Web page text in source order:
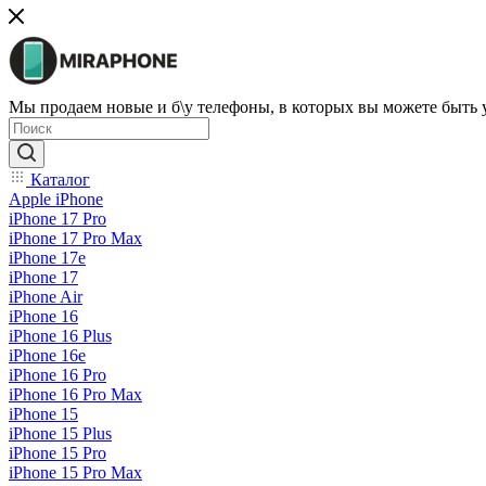
Мы продаем новые и б\у телефоны, в которых вы можете быть
Каталог
Apple iPhone
iPhone 17 Pro
iPhone 17 Pro Max
iPhone 17e
iPhone 17
iPhone Air
iPhone 16
iPhone 16 Plus
iPhone 16e
iPhone 16 Pro
iPhone 16 Pro Max
iPhone 15
iPhone 15 Plus
iPhone 15 Pro
iPhone 15 Pro Max